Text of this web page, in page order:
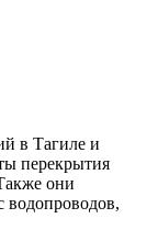
в Тагиле и
перекрытия
они
водопроводов,